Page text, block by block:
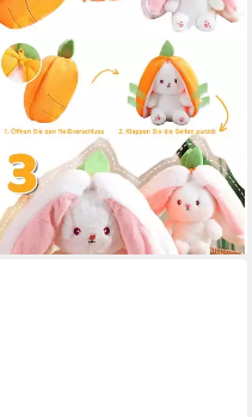
TUWENA
Kuscheltier Plüschtier,
Erdbeere Karotte Hase
Puppe, Ostern Geschenk
ab 11,99 € UVP19,99 €
-40%
lieferbar - in 5-6 Werktagen bei dir